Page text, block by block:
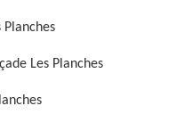
Les Planches